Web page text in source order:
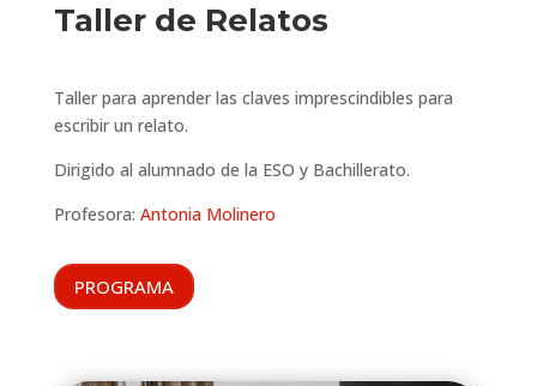
Taller de Relatos
Taller para aprender las claves imprescindibles para
escribir un relato.
Dirigido al alumnado de la ESO y Bachillerato.
Profesora: Antonia Molinero
PROGRAMA